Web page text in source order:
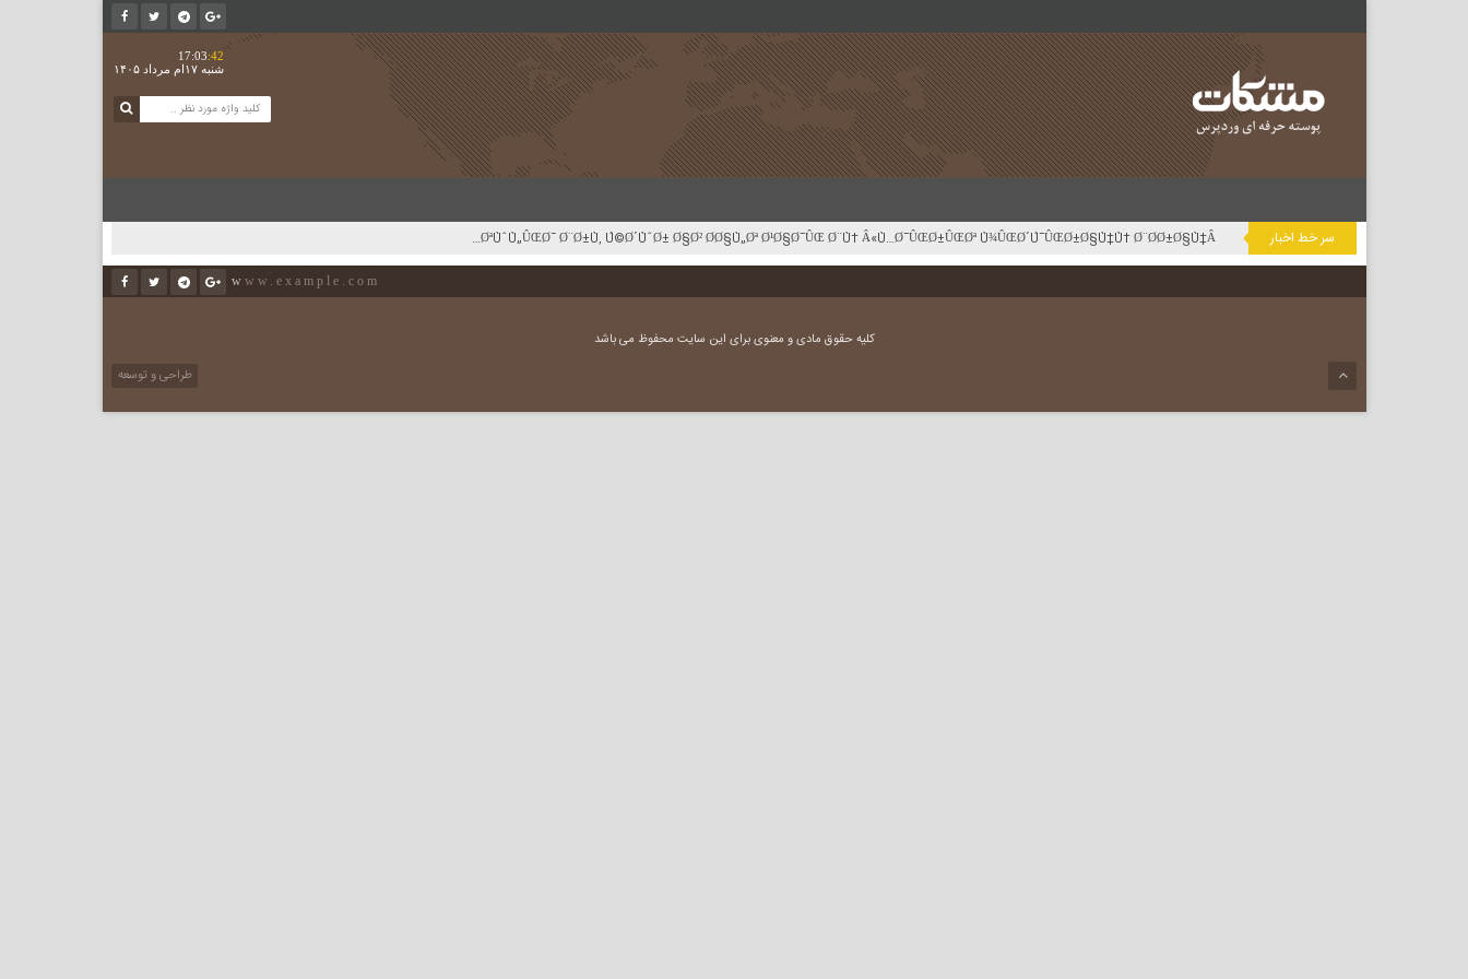
17:03:42
شنبه ۱۷ام مرداد ۱۴۰۵
سر خط اخبار Ø¨Ø±Ø±Ø³ÛŒ Ù¾ÛŒØ´Ù†Ù‡Ø§Ø¯Ø§Øª Ù¾Ø±Ø¯Ø§Ø®Øª Ø¨Ø¯Ù‡ÛŒâ€Œ Ø§Ø±Ø²ÛŒ Ù†ÛŒØ±ÙˆÚ¯Ø§Ù‡â€ŒÙ‡Ø§ÛŒ Ø¨Ø®Ø´ Ø®ØµÙˆØµÛŒ | ØªØºÛŒÛŒØ± Ø±ÙˆÛŒÚ©Ø±Ø¯ Ù…Ø¯ÛŒØ±ÛŒØªÛŒ Ø²ÛŒØ±Ø³Ø§Ø®Øªâ€ŒÙ‡Ø§ÛŒ ØªÙˆÙ„ÛŒØ¯ Ø¨Ø±Ù‚ Ú©Ø´ÙˆØ± Ø§Ø² Ø­Ø§Ù„Øª Ø¹Ø§Ø¯ÛŒ Ø¨Ù‡ Â«Ù…Ø¯ÛŒØ±ÛŒØª Ù¾ÛŒØ´Ú¯ÛŒØ±Ø§Ù†Ù‡ Ø¨Ø­Ø±Ø§Ù†Â»
www.example.com
کلیه حقوق مادی و معنوی برای این سایت محفوظ می باشد
طراحی و توسعه